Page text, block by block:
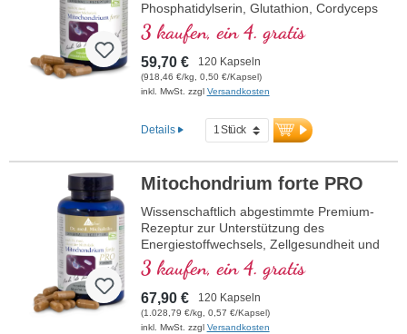
Phosphatidylserin, Glutathion, Cordyceps
und Kupfer, welches zu einem normalen
Stoffwechsel zur Energiegewinnung
beiträgt (in Form von ATP in der
Zellatmungskette).
3 kaufen, ein 4. gratis
59,70 € 120 Kapseln
(918,46 €/kg, 0,50 €/Kapsel)
inkl. MwSt. zzgl Versandkosten
Details
Mitochondrium forte PRO
Wissenschaftlich abgestimmte Premium-
Rezeptur zur Unterstützung des
Energiestoffwechsels, Zellgesundheit und
die Zellatmung in den Mitochondrien.
Enthält Resveratrol, OPC, Q10, NADH
und Thiamin zur Förderung des
Energiestoffwechsels sowie bioaktive
Folsäure (Methyltetrahydrofolat), die
3 kaufen, ein 4. gratis
67,90 € 120 Kapseln
(1.028,79 €/kg, 0,57 €/Kapsel)
inkl. MwSt. zzgl Versandkosten